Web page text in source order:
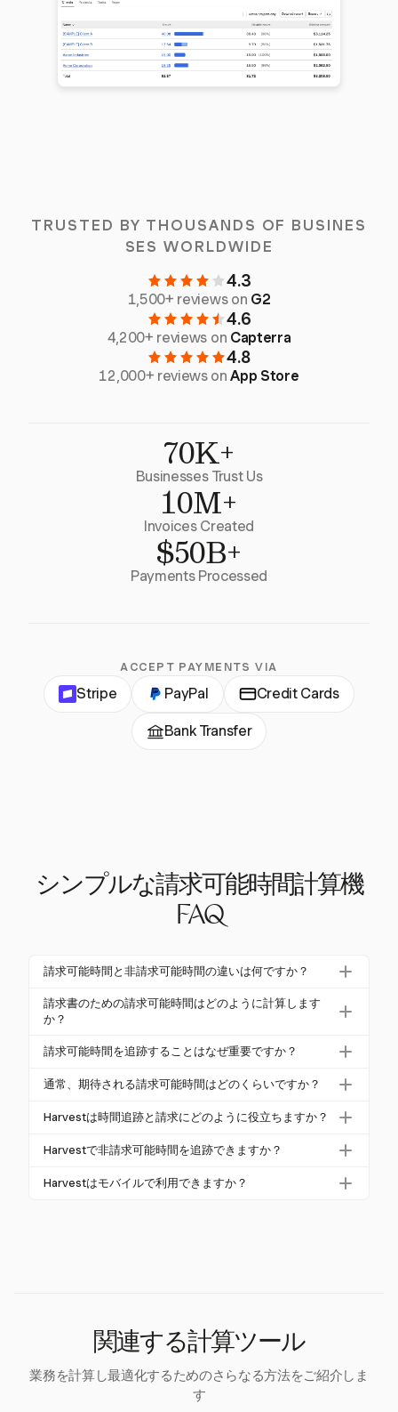
TRUSTED BY THOUSANDS OF BUSINES
SES WORLDWIDE
4.3
1,500+ reviews on G2
4.6
4,200+ reviews on Capterra
4.8
12,000+ reviews onApp Store
70K+
Businesses Trust Us
10M+
Invoices Created
$50B+
Payments Processed
ACCEPT PAYMENTS VIA
Stripe PayPal Credit Cards
Bank Transfer
シンプルな請求可能時間計算機
FAQ
請求可能時間と非請求可能時間の違いは何ですか？
請求可能時間は、クライアントのために直接行った
作業に対して請求できる時間です。非請求可能時間
レーニングなど）が含まれ、クライアントに直接請
求することはできません。
請求書のための請求可能時間はどのように計算します
か？
請求可能時間を計算するには、クライアントの作業
時給で掛けます。追加料金を合計に加えることも忘
の一貫性は正確性にとって重要です。
請求可能時間を追跡することはなぜ重要ですか？
請求可能時間を追跡することは、収益生成、クライ
追跡の遅延は、潜在的な収益の25％の損失につなが
す。
通常、期待される請求可能時間はどのくらいですか？
期待される時間は業界によって異なりますが、専門
を目指します。コンサルティングでは、週に40時間
理の利用率は、世界中で平均67.7％です。
Harvestは時間追跡と請求にどのように役立ちますか？
Harvestは、ワンクリックタイマーによる請求可能時
書との統合経費追跡を提供します。これにより、時
Harvestで非請求可能時間を追跡できますか？
はい、Harvestでは請求可能時間と非請求可能時間の
Harvestはモバイルで利用できますか？
関連する計算ツール
業務を計算し最適化するためのさらなる方法をご紹介しま
す